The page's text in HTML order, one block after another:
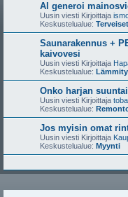
AI generoi
Uusin viesti Kirjoittaja
Keskustelualue:
Saunarakennus +
kaivovesi
Uusin viesti Kirjoittaja
Keskustelualue:
Onko harjan
Uusin viesti Kirjoittaja toba
Keskustelualue:
Jos myisin omat
Uusin viesti Kirjoittaja
Keskustelualue: Myynti